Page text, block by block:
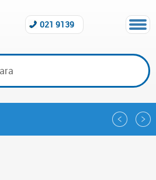
021 9139